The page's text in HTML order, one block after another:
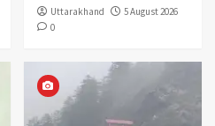
Uttarakhand
5 August 2026
0